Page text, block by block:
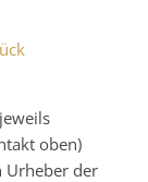
oben)
Urheber der